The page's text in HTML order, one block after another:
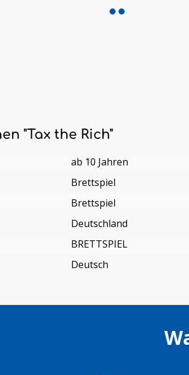
"Tax the Rich"
ab 10 Jahren
Brettspiel
Brettspiel
Deutschland
BRETTSPIEL
Deutsch